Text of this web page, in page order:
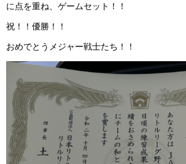
に点を重ね、ゲームセット！！
祝！！優勝！！
おめでとうメジャー戦士たち！！